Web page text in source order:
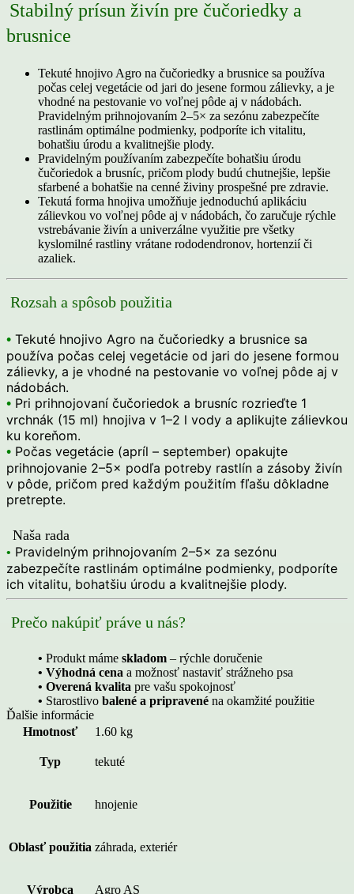
Stabilný prísun živín pre čučoriedky a
brusnice
Tekuté hnojivo Agro na čučoriedky a brusnice sa používa
počas celej vegetácie od jari do jesene formou zálievky, a je
vhodné na pestovanie vo voľnej pôde aj v nádobách.
Pravidelným prihnojovaním 2–5× za sezónu zabezpečíte
rastlinám optimálne podmienky, podporíte ich vitalitu,
bohatšiu úrodu a kvalitnejšie plody.
Pravidelným používaním zabezpečíte bohatšiu úrodu
čučoriedok a brusníc, pričom plody budú chutnejšie, lepšie
sfarbené a bohatšie na cenné živiny prospešné pre zdravie.
Tekutá forma hnojiva umožňuje jednoduchú aplikáciu
zálievkou vo voľnej pôde aj v nádobách, čo zaručuje rýchle
vstrebávanie živín a univerzálne využitie pre všetky
kyslomilné rastliny vrátane rododendronov, hortenzií či
azaliek.
Rozsah a spôsob použitia
• Tekuté hnojivo Agro na čučoriedky a brusnice sa
používa počas celej vegetácie od jari do jesene formou
zálievky, a je vhodné na pestovanie vo voľnej pôde aj v
nádobách.
• Pri prihnojovaní čučoriedok a brusníc rozrieďte 1
vrchnák (15 ml) hnojiva v 1–2 l vody a aplikujte zálievkou
ku koreňom.
• Počas vegetácie (apríl – september) opakujte
prihnojovanie 2–5× podľa potreby rastlín a zásoby živín
v pôde, pričom pred každým použitím fľašu dôkladne
pretrepte.
Naša rada
• Pravidelným prihnojovaním 2–5× za sezónu
zabezpečíte rastlinám optimálne podmienky, podporíte
ich vitalitu, bohatšiu úrodu a kvalitnejšie plody.
Prečo nakúpiť práve u nás?
• Produkt máme skladom – rýchle doručenie
• Výhodná cena a možnosť nastaviť strážneho psa
• Overená kvalita pre vašu spokojnosť
• Starostlivo balené a pripravené na okamžité použitie
Ďalšie informácie
Hmotnosť
1.60 kg
Typ tekuté
Použitie hnojenie
Oblasť použitia záhrada, exteriér
Výrobca Agro AS